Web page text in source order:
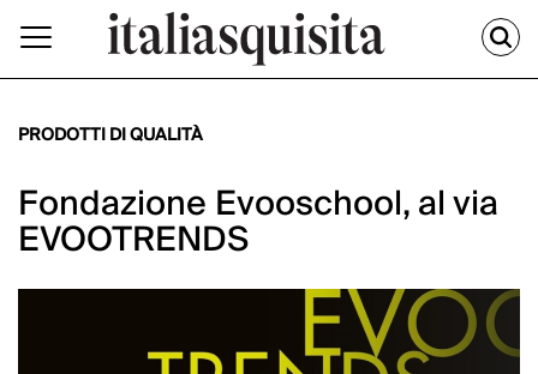
PRODOTTI DI QUALITÀ
Fondazione Evooschool, al via
EVOOTRENDS